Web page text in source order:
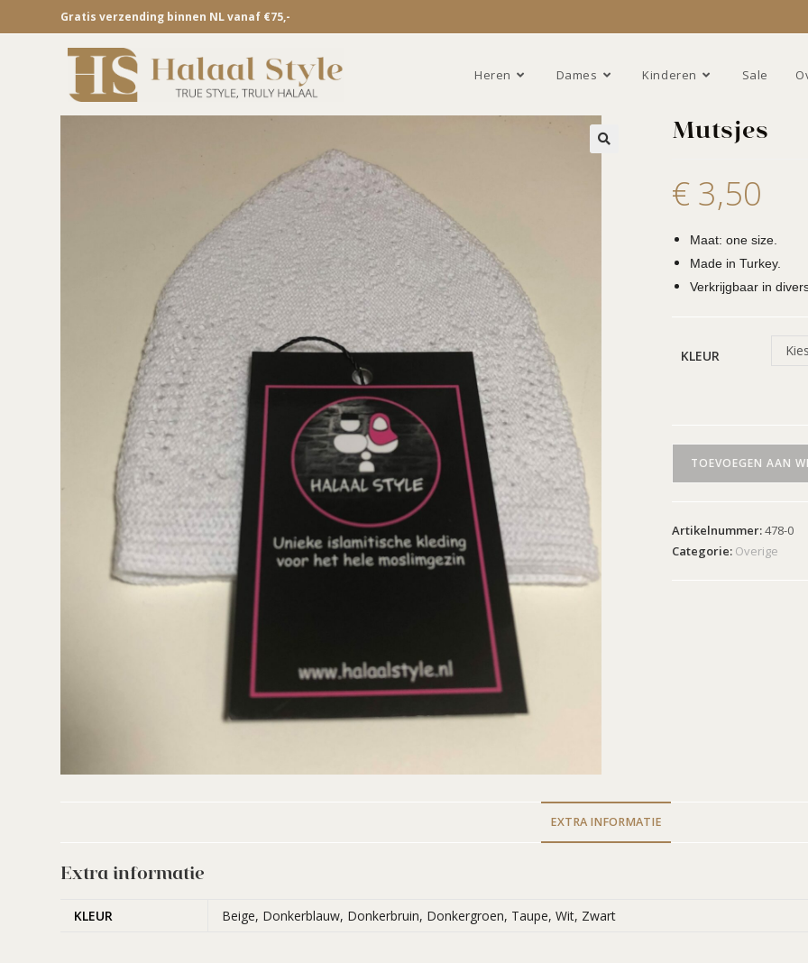
Gratis verzending binnen NL vanaf €75,-
Heren Dames Kinderen Sale
Mutsjes
€3,50
Maat: one size.
Made in Turkey.
Verkrijgbaar in
KLEUR
TOEVOEGEN AAN
Artikelnummer:478-0
Categorie: Overige
EXTRA INFORMATIE
Extra informatie
KLEUR Beige, Donkerblauw, Donkerbruin, Donkergroen, Taupe, Wit, Zwart